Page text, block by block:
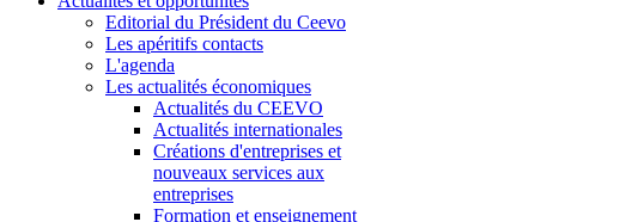
Editorial du Président du Ceevo
Les apéritifs contacts
L'agenda
Les actualités économiques
Actualités du CEEVO
Actualités internationales
Créations d'entreprises et
nouveaux services aux
entreprises
Formation et enseignement